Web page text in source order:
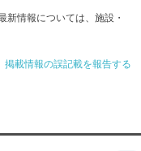
ローニ・アサヒスー
山崎、白州他。お一
情報については、施設・
掲載情報の誤記載を報告する